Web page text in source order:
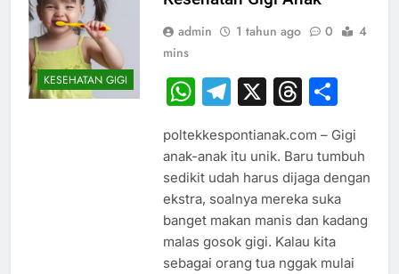
KESEHATAN GIGI
admin 1 tahun ago 0
4
mins
WhatsApp
Telegram
X
poltekkespontianak.com – Gigi
anak-anak itu unik. Baru tumbuh
sedikit udah harus dijaga dengan
ekstra, soalnya mereka suka
banget makan manis dan kadang
malas gosok gigi. Kalau kita
sebagai orang tua nggak mulai